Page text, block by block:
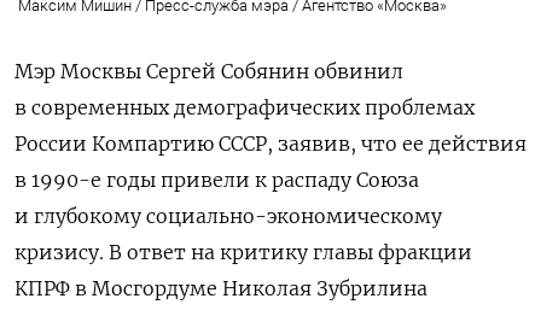
Максим Мишин / Пресс-служба мэра / Агентство «Москва»
Мэр Москвы Сергей Собянин обвинил
в современных демографических проблемах
России Компартию СССР, заявив, что ее действия
в 1990-е годы привели к распаду Союза
и глубокому социально-экономическому
кризису. В ответ на критику главы фракции
КПРФ в Мосгордуме Николая Зубрилина